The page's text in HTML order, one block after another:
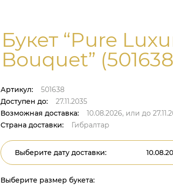
Букет “Pure
Bouquet”
Артикул:
501638
Доступен до:
27.11.2035
Возможная доставка:
10.08.2026, или до
Страна доставки:
Гибралтар
Выберите дату доставки:
Выберите размер букета: